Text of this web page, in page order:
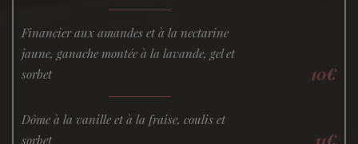
Financier aux amandes et à la nectarine
jaune, ganache montée à la lavande, gel et
sorbet
10€
Dôme à la vanille et à la fraise, coulis et
sorbet